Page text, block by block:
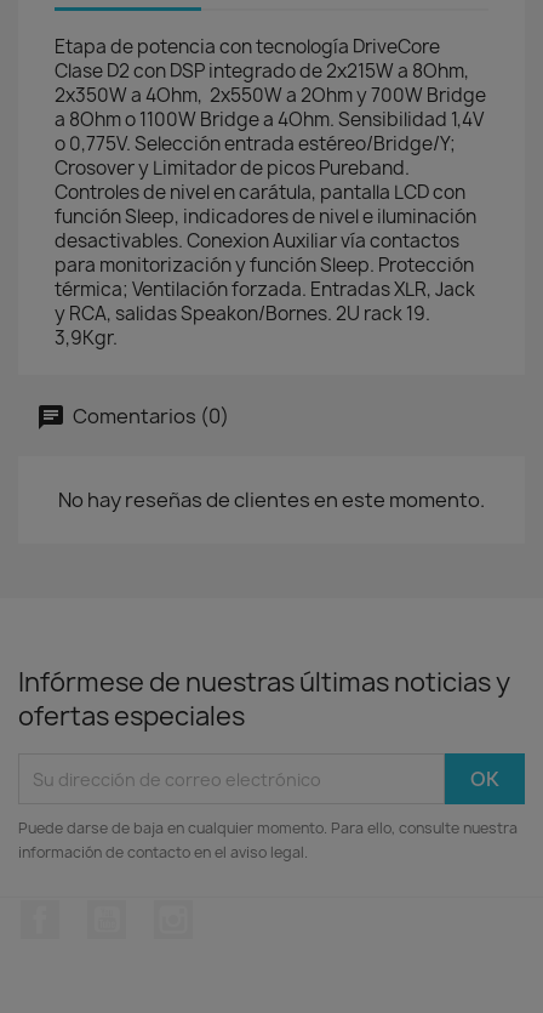
Etapa de potencia con tecnología DriveCore
Clase D2 con DSP integrado de 2x215W a 8Ohm,
2x350W a 4Ohm, 2x550W a 2Ohm y 700W Bridge
a 8Ohm o 1100W Bridge a 4Ohm. Sensibilidad 1,4V
o 0,775V. Selección entrada estéreo/Bridge/Y;
Crosover y Limitador de picos Pureband.
Controles de nivel en carátula, pantalla LCD con
función Sleep, indicadores de nivel e iluminación
desactivables. Conexion Auxiliar vía contactos
para monitorización y función Sleep. Protección
térmica; Ventilación forzada. Entradas XLR, Jack
y RCA, salidas Speakon/Bornes. 2U rack 19.
3,9Kgr.
Comentarios (0)
No hay reseñas de clientes en este momento.
Infórmese de nuestras últimas noticias y
ofertas especiales
Puede darse de baja en cualquier momento. Para ello, consulte nuestra
información de contacto en el aviso legal.